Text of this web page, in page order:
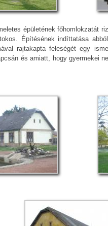
épületének főhomlokzatát
Építésének indíttatása
rajtakapta feleségét egy
és amiatt, hogy gyermekei